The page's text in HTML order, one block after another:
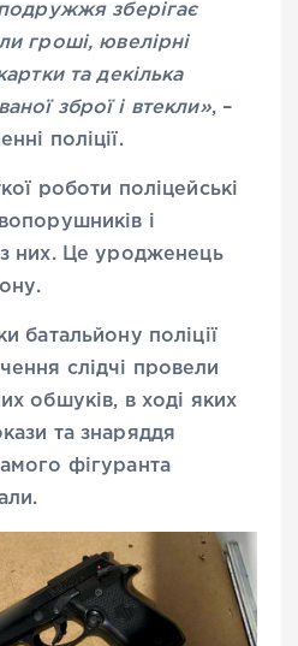
зберігає
гроші, ювелірні
та декілька
зброї і втекли», –
поліції.
роботи поліцейські
і
них. Це уродженець
батальйону поліції
слідчі провели
обшуків, в ході яких
та знаряддя
фігуранта